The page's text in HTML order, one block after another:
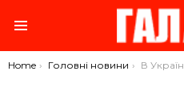
You are here:
Home Головні новини В Україні зафіксували 218 випадків